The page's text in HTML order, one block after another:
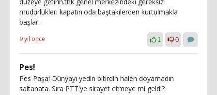
müdürlükleri kapatın.oda baştakilerden kurtulmakla
başlar.
9 yıl önce 1 0
Pes!
Pes Paşa! Dünyayı yedin bitirdin halen doyamadın
saltanata. Sıra PTT'ye sirayet etmeye mi geldi?